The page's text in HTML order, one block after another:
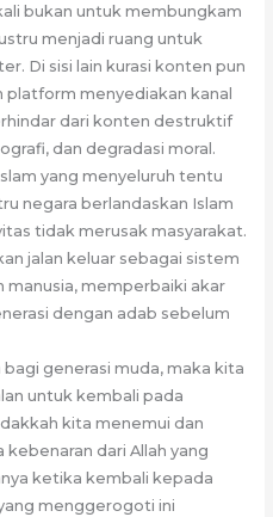
bukan untuk membungkam
menjadi ruang untuk
Di sisi lain kurasi konten pun
menyediakan kanal
dari konten destruktif
dan degradasi moral.
yang menyeluruh tentu
negara berlandaskan Islam
tidak merusak masyarakat.
jalan keluar sebagai sistem
manusia, memperbaiki akar
dengan adab sebelum
generasi muda, maka kita
untuk kembali pada
kita menemui dan
dari Allah yang
ketika kembali kepada
menggerogoti ini